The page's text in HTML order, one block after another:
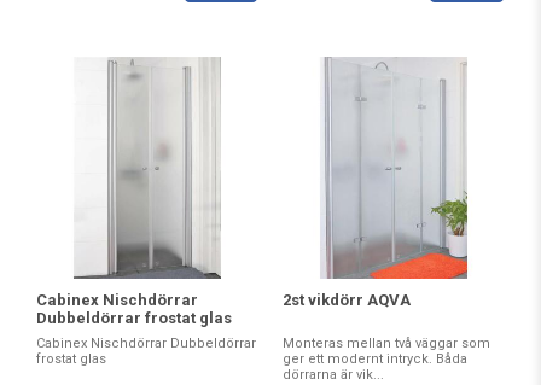
Cabinex Nischdörrar
Dubbeldörrar frostat glas
Cabinex Nischdörrar Dubbeldörrar
frostat glas
2st vikdörr AQVA
Monteras mellan två väggar som
ger ett modernt intryck. Båda
dörrarna är vik...